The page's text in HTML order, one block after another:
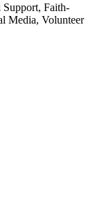
Faith-
Media, Volunteer